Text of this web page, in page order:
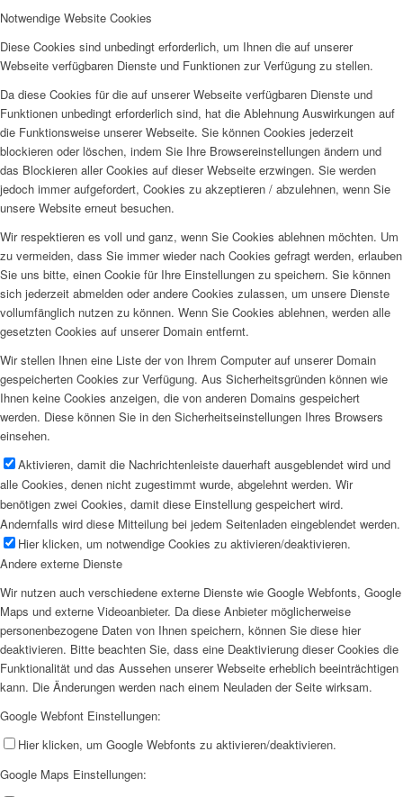
Notwendige Website Cookies
Diese Cookies sind unbedingt erforderlich, um Ihnen die auf unserer
Webseite verfügbaren Dienste und Funktionen zur Verfügung zu stellen.
Da diese Cookies für die auf unserer Webseite verfügbaren Dienste und
Funktionen unbedingt erforderlich sind, hat die Ablehnung Auswirkungen auf
die Funktionsweise unserer Webseite. Sie können Cookies jederzeit
blockieren oder löschen, indem Sie Ihre Browsereinstellungen ändern und
das Blockieren aller Cookies auf dieser Webseite erzwingen. Sie werden
jedoch immer aufgefordert, Cookies zu akzeptieren / abzulehnen, wenn Sie
unsere Website erneut besuchen.
Wir respektieren es voll und ganz, wenn Sie Cookies ablehnen möchten. Um
zu vermeiden, dass Sie immer wieder nach Cookies gefragt werden, erlauben
Sie uns bitte, einen Cookie für Ihre Einstellungen zu speichern. Sie können
sich jederzeit abmelden oder andere Cookies zulassen, um unsere Dienste
vollumfänglich nutzen zu können. Wenn Sie Cookies ablehnen, werden alle
gesetzten Cookies auf unserer Domain entfernt.
Wir stellen Ihnen eine Liste der von Ihrem Computer auf unserer Domain
gespeicherten Cookies zur Verfügung. Aus Sicherheitsgründen können wie
Ihnen keine Cookies anzeigen, die von anderen Domains gespeichert
werden. Diese können Sie in den Sicherheitseinstellungen Ihres Browsers
einsehen.
Aktivieren, damit die Nachrichtenleiste dauerhaft ausgeblendet wird und
alle Cookies, denen nicht zugestimmt wurde, abgelehnt werden. Wir
benötigen zwei Cookies, damit diese Einstellung gespeichert wird.
Andernfalls wird diese Mitteilung bei jedem Seitenladen eingeblendet werden.
Hier klicken, um notwendige Cookies zu aktivieren/deaktivieren.
Andere externe Dienste
Wir nutzen auch verschiedene externe Dienste wie Google Webfonts, Google
Maps und externe Videoanbieter. Da diese Anbieter möglicherweise
personenbezogene Daten von Ihnen speichern, können Sie diese hier
deaktivieren. Bitte beachten Sie, dass eine Deaktivierung dieser Cookies die
Funktionalität und das Aussehen unserer Webseite erheblich beeinträchtigen
kann. Die Änderungen werden nach einem Neuladen der Seite wirksam.
Google Webfont Einstellungen:
Hier klicken, um Google Webfonts zu aktivieren/deaktivieren.
Google Maps Einstellungen: